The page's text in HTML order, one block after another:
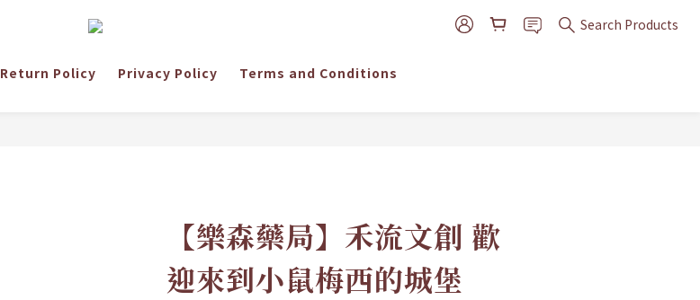
Search Products
Return Policy Privacy Policy Terms and Conditions
【樂森藥局】禾流文創 歡
迎來到小鼠梅西的城堡